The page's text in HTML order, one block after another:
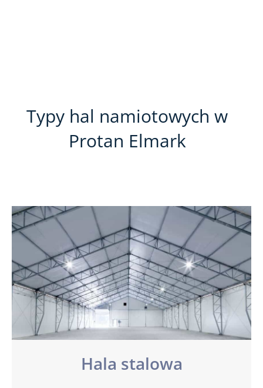
Typy hal namiotowych w
Protan Elmark
Hala stalowa